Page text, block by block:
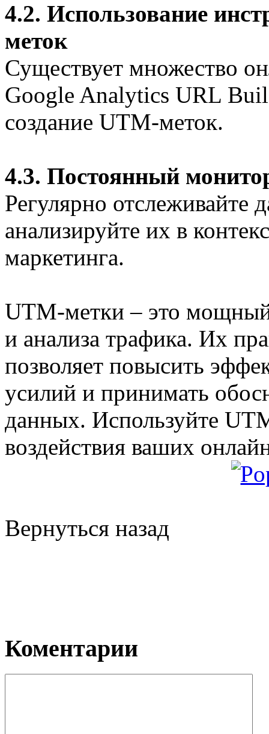
4.2. Использование
меток
Существует множество
Google Analytics URL
создание UTM-меток.
4.3. Постоянный
Регулярно отслеживайте
анализируйте их в
маркетинга.
UTM-метки – это
и анализа трафика. Их
позволяет повысить
усилий и принимать
данных. Используйте
воздействия ваших
Вернуться назад
Коментарии